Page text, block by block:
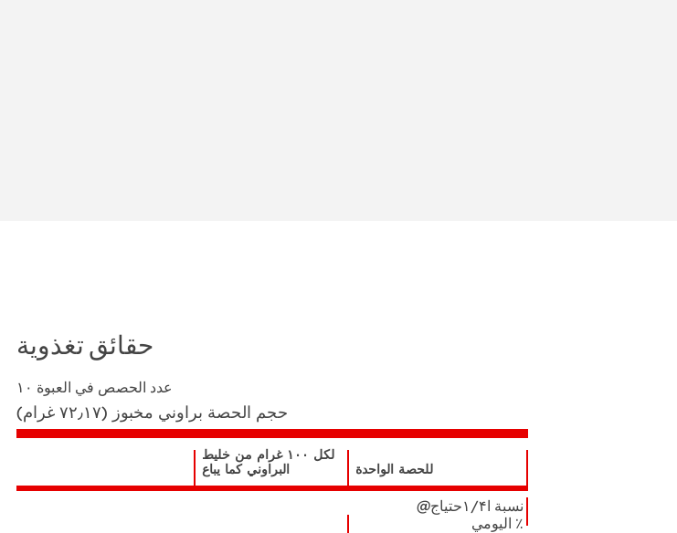
حقائق تغذوية
۱۰ عدد الحصص في العبوة
حجم الحصة براوني مخبوز (٧٢٫١٧ غرام)
حقائق
Nutrient
لكل ١٠٠ غرام من خليط
البراوني كما يباع
للحصة الواحدة
@نسبة ا۱/۴حتياج
اليومي ٪